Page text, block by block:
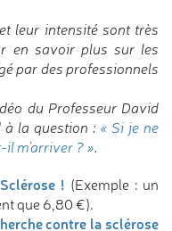
leur intensité sont très
en savoir plus sur les
par des professionnels
du Professeur David
à la question : « Si je ne
m’arriver ? ».
! (Exemple : un
que 6,80 €).
contre la sclérose